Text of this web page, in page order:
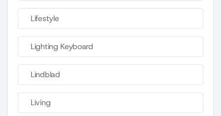
Lifestyle
Lighting Keyboard
Lindblad
Living